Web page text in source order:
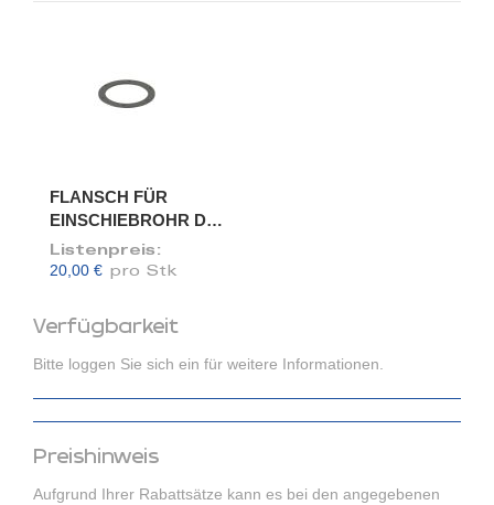
Verfügbarkeit
Bitte loggen Sie sich ein für weitere Informationen.
Preishinweis
Aufgrund Ihrer Rabattsätze kann es bei den angegebenen
FLANSCH FÜR
EINSCHIEBROHR DN
175/173
Listenpreis:
20,00 € pro Stk